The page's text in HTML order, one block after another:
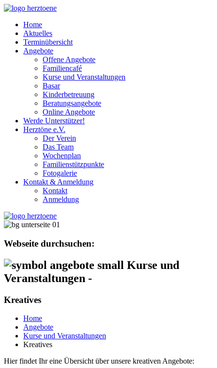
Home
Aktuelles
Terminübersicht
Angebote
Offene Angebote
Familiencafé
Kurse und Veranstaltungen
Basar
Kinderbetreuung
Beratungsangebote
Online Angebote
Werde Unterstützer!
Herztöne e.V.
Der Verein
Das Team
Wochenplan
Familienstützpunkte
Fotogalerie
Kontakt & Anmeldung
Kontakt
Anmeldung
Webseite durchsuchen:
Kurse und
Veranstaltungen -
Kreatives
Home
Angebote
Kurse und Veranstaltungen
Kreatives
Hier findet Ihr eine Übersicht über unsere kreativen Angebote: